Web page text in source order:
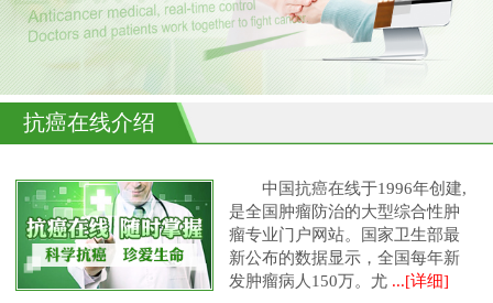
抗癌在线介绍
中国抗癌在线于1996年创建,
是全国肿瘤防治的大型综合性肿
瘤专业门户网站。国家卫生部最
新公布的数据显示，全国每年新
发肿瘤病人150万。尤 ...[详细]